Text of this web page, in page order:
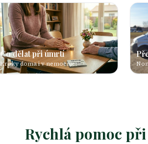
Co dělat při úmrtí
Kroky doma i v nemocnici
Rychlá pomoc